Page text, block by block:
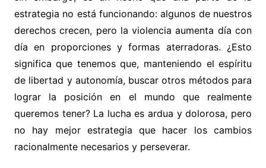
estrategia no está funcionando: algunos de nuestros
derechos crecen, pero la violencia aumenta día con
día en proporciones y formas aterradoras. ¿Esto
significa que tenemos que, manteniendo el espíritu
de libertad y autonomía, buscar otros métodos para
lograr la posición en el mundo que realmente
queremos tener? La lucha es ardua y dolorosa, pero
no hay mejor estrategia que hacer los cambios
racionalmente necesarios y perseverar.